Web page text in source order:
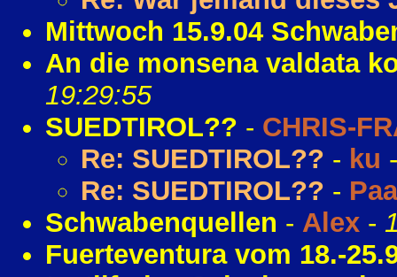
Mittwoch 15.9.04
An die monsena valdata
19:29:55
SUEDTIROL?? - CHRIS-
Re: SUEDTIROL?? - ku
Re: SUEDTIROL?? -
Schwabenquellen - Alex -
Fuerteventura vom 18.-